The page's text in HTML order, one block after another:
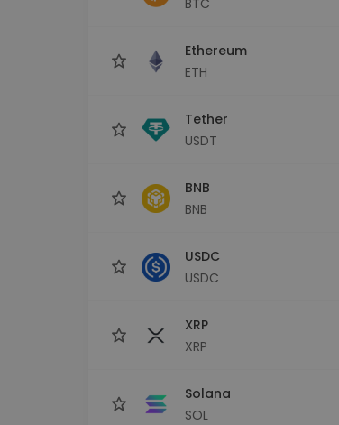
Ethereum
ETH
Tether
USDT
BNB
BNB
USDC
USDC
XRP
XRP
Solana
SOL